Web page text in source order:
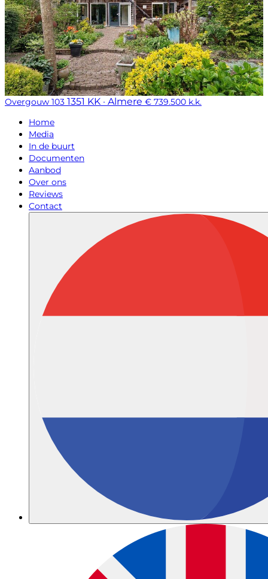
Overgouw 103 1351 KK · Almere € 739.500 k.k.
Home
Media
In de buurt
Documenten
Aanbod
Over ons
Reviews
Contact